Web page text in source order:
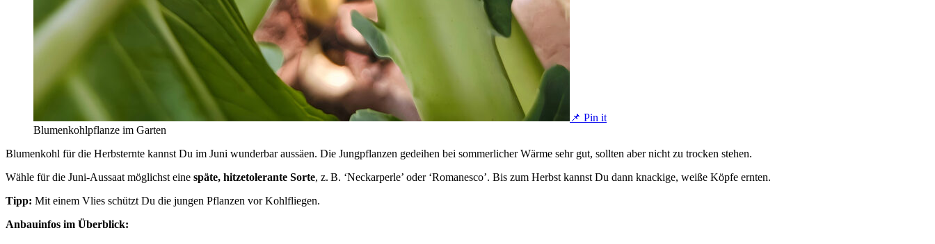
📌 Pin it
Blumenkohlpflanze im Garten
Blumenkohl für die Herbsternte kannst Du im Juni wunderbar aussäen. Die Jungpflanzen gedeihen bei sommerlicher Wärme sehr gut, sollten aber nicht zu trocken stehen.
Wähle für die Juni-Aussaat möglichst eine späte, hitzetolerante Sorte, z. B. ‘Neckarperle’ oder ‘Romanesco’. Bis zum Herbst kannst Du dann knackige, weiße Köpfe ernten.
Tipp: Mit einem Vlies schützt Du die jungen Pflanzen vor Kohlfliegen.
Anbauinfos im Überblick: